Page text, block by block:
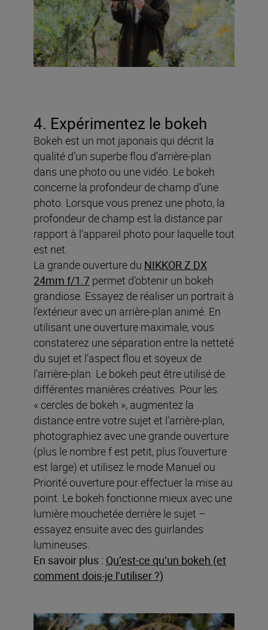
4. Expérimentez le bokeh
Bokeh est un mot japonais qui décrit la
qualité d’un superbe flou d’arrière-plan
dans une photo ou une vidéo. Le bokeh
concerne la profondeur de champ d’une
photo. Lorsque vous prenez une photo, la
profondeur de champ est la distance par
rapport à l’appareil photo pour laquelle tout
est net.
La grande ouverture du NIKKOR Z DX
24mm f/1.7 permet d’obtenir un bokeh
grandiose. Essayez de réaliser un portrait à
l’extérieur avec un arrière-plan animé. En
utilisant une ouverture maximale, vous
constaterez une séparation entre la netteté
du sujet et l’aspect flou et soyeux de
l’arrière-plan. Le bokeh peut être utilisé de
différentes manières créatives. Pour les
« cercles de bokeh », augmentez la
distance entre votre sujet et l’arrière-plan,
photographiez avec une grande ouverture
(plus le nombre f est petit, plus l’ouverture
est large) et utilisez le mode Manuel ou
Priorité ouverture pour effectuer la mise au
point. Le bokeh fonctionne mieux avec une
lumière mouchetée derrière le sujet –
essayez ensuite avec des guirlandes
lumineuses.
En savoir plus : Qu’est-ce qu’un bokeh (et
comment dois-je l’utiliser ?)